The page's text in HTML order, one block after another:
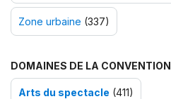
Zone urbaine (337)
DOMAINES DE LA CONVENTION
Arts du spectacle (411)